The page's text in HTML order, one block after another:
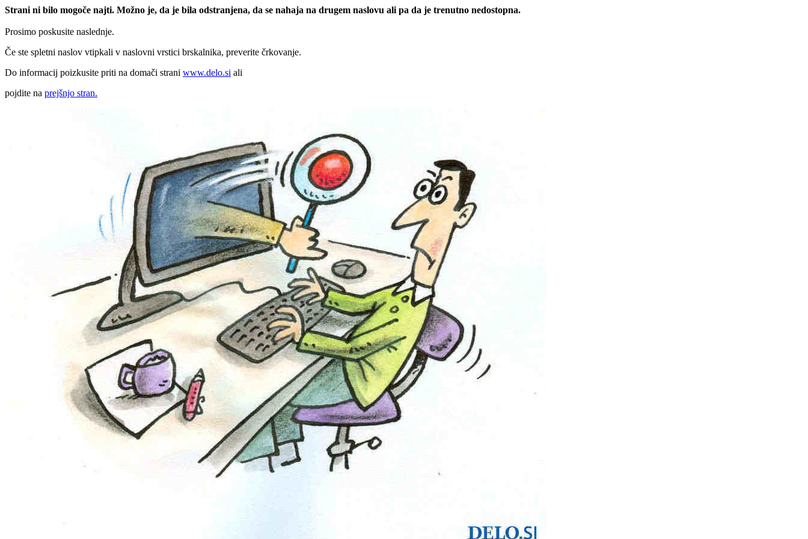
Strani ni bilo mogoče najti. Možno je, da je bila odstranjena, da se nahaja na drugem naslovu ali pa da je trenutno nedostopna.
Prosimo poskusite naslednje.
Če ste spletni naslov vtipkali v naslovni vrstici brskalnika, preverite črkovanje.
Do informacij poizkusite priti na domači strani www.delo.si ali
pojdite na prejšnjo stran.